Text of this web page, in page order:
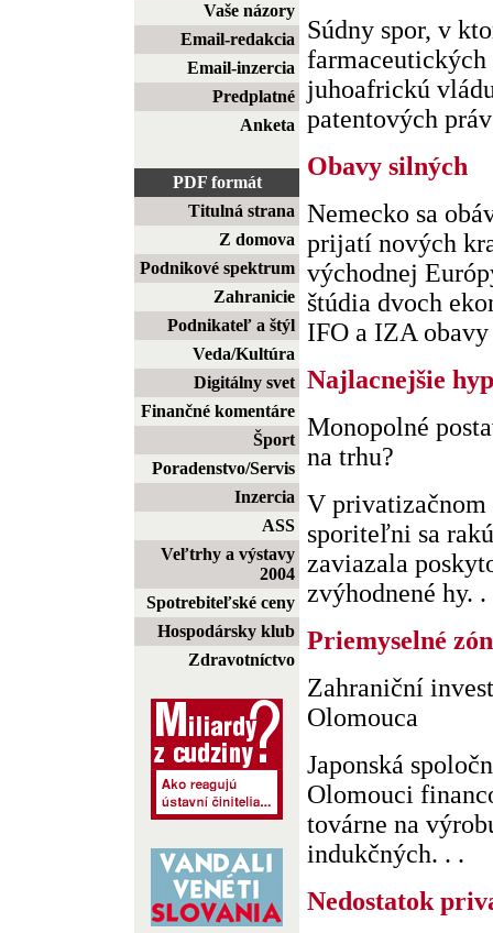
Vaše názory
Email-redakcia
Email-inzercia
Predplatné
Anketa
PDF formát
Titulná strana
Z domova
Podnikové spektrum
Zahranicie
Podnikateľ a štýl
Veda/Kultúra
Digitálny svet
Finančné komentáre
Šport
Poradenstvo/Servis
Inzercia
ASS
Veľtrhy a výstavy
2004
Spotrebiteľské ceny
Hospodársky klub
Zdravotníctvo
Súdny spor, v
juhoafrickú
patentových
Obavy silných
Nemecko sa
prijatí nových
východnej
štúdia dvoch
IFO a IZA
Najlacnejšie
Monopolné
na trhu?
V privatizačnom
sporiteľni sa
zaviazala
zvýhodnené hy. .
Priemyselné
Zahraniční
Olomouca
Japonská
Olomouci
továrne na
indukčných. . .
Nedostatok